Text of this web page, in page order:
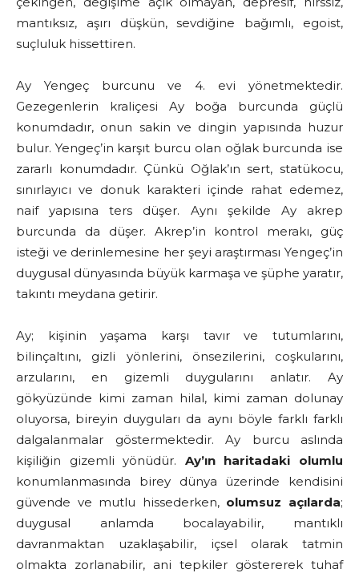
mantıksız, aşırı düşkün, sevdiğine bağımlı, egoist,
suçluluk hissettiren.
Ay Yengeç burcunu ve 4. evi yönetmektedir.
Gezegenlerin kraliçesi Ay boğa burcunda güçlü
konumdadır, onun sakin ve dingin yapısında huzur
bulur. Yengeç’in karşıt burcu olan oğlak burcunda ise
zararlı konumdadır. Çünkü Oğlak’ın sert, statükocu,
sınırlayıcı ve donuk karakteri içinde rahat edemez,
naif yapısına ters düşer. Aynı şekilde Ay akrep
burcunda da düşer. Akrep’in kontrol merakı, güç
isteği ve derinlemesine her şeyi araştırması Yengeç’in
duygusal dünyasında büyük karmaşa ve şüphe yaratır,
takıntı meydana getirir.
Ay; kişinin yaşama karşı tavır ve tutumlarını,
bilinçaltını, gizli yönlerini, önsezilerini, coşkularını,
arzularını, en gizemli duygularını anlatır. Ay
gökyüzünde kimi zaman hilal, kimi zaman dolunay
oluyorsa, bireyin duyguları da aynı böyle farklı farklı
dalgalanmalar göstermektedir. Ay burcu aslında
kişiliğin gizemli yönüdür. Ay’ın haritadaki olumlu
konumlanmasında birey dünya üzerinde kendisini
güvende ve mutlu hissederken, olumsuz açılarda;
duygusal anlamda bocalayabilir, mantıklı
davranmaktan uzaklaşabilir, içsel olarak tatmin
olmakta zorlanabilir, ani tepkiler göstererek tuhaf